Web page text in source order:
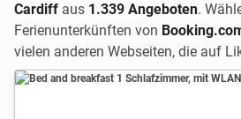
Cardiff aus 1.339 Angeboten.
Ferienunterkünften von
vielen anderen Webseiten, die auf